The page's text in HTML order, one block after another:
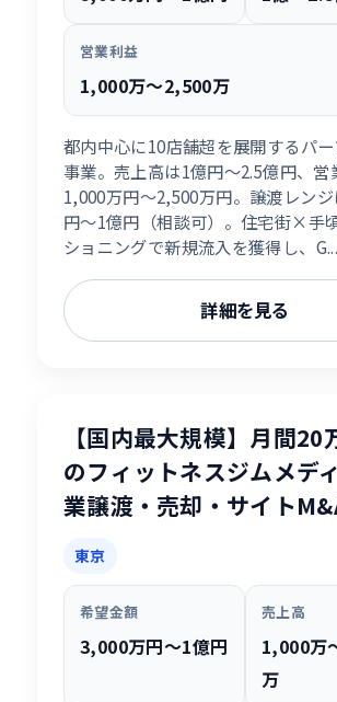
営業利益
1,000万〜2,500万
都内中心に10店舗超を展開するパ
事業。売上高は1億円〜2.5億円、営
1,000万円〜2,500万円。譲渡レン
円〜1億円（相談可）。住宅街×手
ショニングで新規流入を獲得し、G...
詳細を見る
【国内最大規模】月間20
のフィットネスジムメデ
業譲渡・売却・サイト
東京
希望金額
3,000万円〜1億円
売上高
1,000万
万